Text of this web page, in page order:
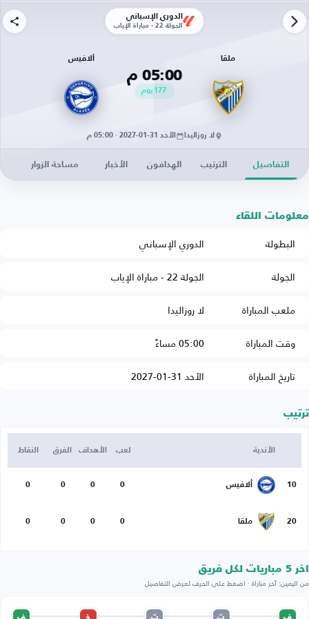
الدوري الإسباني
الجولة 22 - مباراة الإياب
ملقا
05:00 م
177 يوم
ألافيس
لا روزاليدا الأحد 31-01-2027 · 05:00 م
التفاصيل الترتيب الهدافون الأخبار مساحة الزوار
معلومات اللقاء
البطولة
الدوري الإسباني
الجولة
الجولة 22 - مباراة الإياب
ملعب المباراة
لا روزاليدا
وقت المباراة
05:00 مساءً
تاريخ المباراة
الأحد 31-01-2027
ترتيب
الأندية لعب الأهداف الفرق النقاط
10 ألافيس 0
0
0
0
20 ملقا 0
0
0
0
اخر 5 مباريات لكل فريق
من اليمين: آخر مباراة · اضغط على الحرف لعرض التفاصيل